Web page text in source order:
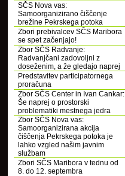
SČS Nova vas:
Samoorganizirano čiščenje
brežine Pekrskega potoka
Zbori prebivalcev SČS Maribora
se spet začenjajo!
Zbor SČS Radvanje:
Radvanjčani zadovoljni z
doseženim, a že gledajo naprej
Predstavitev participatornega
proračuna
Zbor SČS Center in Ivan Cankar:
Še naprej o prostorski
problematiki mestnega jedra
Zbor SČS Nova vas:
Samoorganizirana akcija
čiščenja Pekrskega potoka je
lahko vzgled našim javnim
službam
Zbori SČS Maribora v tednu od
8. do 12. septembra